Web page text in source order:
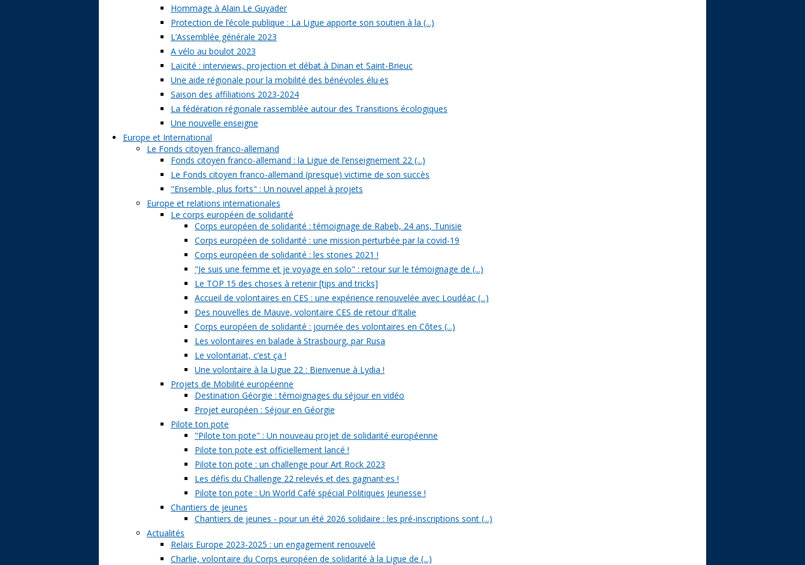
Hommage à Alain Le Guyader
Protection de l’école publique : La Ligue apporte son soutien à la (...)
L’Assemblée générale 2023
A vélo au boulot 2023
Laïcité : interviews, projection et débat à Dinan et Saint-Brieuc
Une aide régionale pour la mobilité des bénévoles élu·es
Saison des affiliations 2023-2024
La fédération régionale rassemblée autour des Transitions écologiques
Une nouvelle enseigne
Europe et International
Le Fonds citoyen franco-allemand
Fonds citoyen franco-allemand : la Ligue de l’enseignement 22 (...)
Le Fonds citoyen franco-allemand (presque) victime de son succès
"Ensemble, plus forts" : Un nouvel appel à projets
Europe et relations internationales
Le corps européen de solidarité
Corps européen de solidarité : témoignage de Rabeb, 24 ans, Tunisie
Corps européen de solidarité : une mission perturbée par la covid-19
Corps européen de solidarité : les stories 2021 !
"Je suis une femme et je voyage en solo" : retour sur le témoignage de (...)
Le TOP 15 des choses à retenir [tips and tricks]
Accueil de volontaires en CES : une expérience renouvelée avec Loudéac (...)
Des nouvelles de Mauve, volontaire CES de retour d’Italie
Corps européen de solidarité : journée des volontaires en Côtes (...)
Les volontaires en balade à Strasbourg, par Rusa
Le volontariat, c’est ça !
Une volontaire à la Ligue 22 : Bienvenue à Lydia !
Projets de Mobilité européenne
Destination Géorgie : témoignages du séjour en vidéo
Projet européen : Séjour en Géorgie
Pilote ton pote
"Pilote ton pote" : Un nouveau projet de solidarité européenne
Pilote ton pote est officiellement lancé !
Pilote ton pote : un challenge pour Art Rock 2023
Les défis du Challenge 22 relevés et des gagnant·es !
Pilote ton pote : Un World Café spécial Politiques Jeunesse !
Chantiers de jeunes
Chantiers de jeunes - pour un été 2026 solidaire : les pré-inscriptions sont (...)
Actualités
Relais Europe 2023-2025 : un engagement renouvelé
Charlie, volontaire du Corps européen de solidarité à la Ligue de (...)